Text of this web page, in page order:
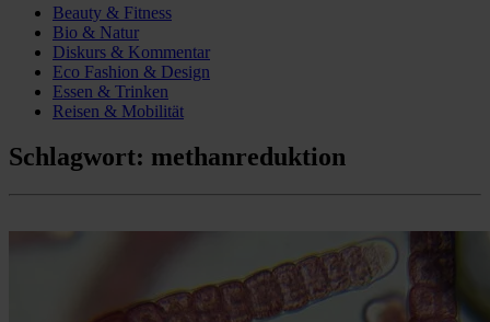
Beauty & Fitness
Bio & Natur
Diskurs & Kommentar
Eco Fashion & Design
Essen & Trinken
Reisen & Mobilität
Schlagwort: methanreduktion